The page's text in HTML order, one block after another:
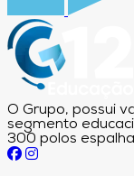
O Grupo, possui
segmento
300 polos